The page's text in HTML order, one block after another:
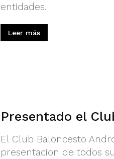
entidades.
Leer más
Presentado el
El Club Baloncesto
presentacion de todos